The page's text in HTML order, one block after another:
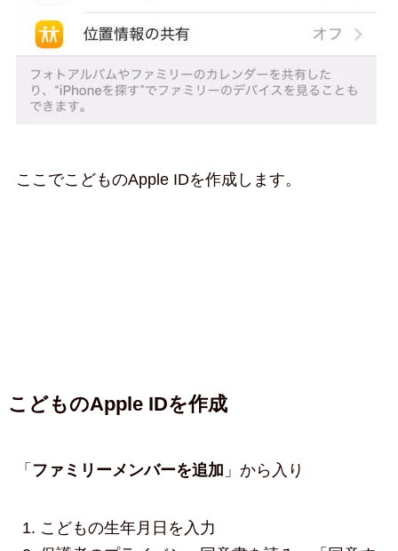
ここでこどものApple IDを作成します。
こどものApple IDを作成
「 ファミリーメンバーを追加 」から入り
こどもの生年月日を入力